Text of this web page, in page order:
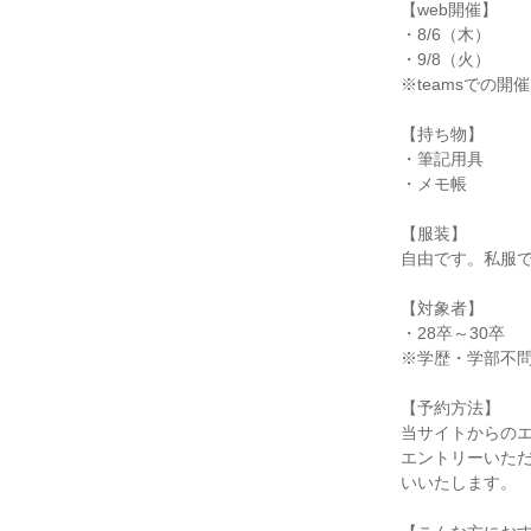
【web開催】
・8/6（木）
・9/8（火）
※teamsでの開催
【持ち物】
・筆記用具
・メモ帳
【服装】
自由です。私服
【対象者】
・28卒～30卒
※学歴・学部不
【予約方法】
当サイトからの
エントリーいた
いいたします。